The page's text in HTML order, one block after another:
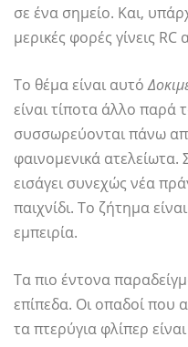
σε ένα σημείο. Και,
μερικές φορές γίνεις
Το θέμα είναι αυτό
είναι τίποτα άλλο παρά
συσσωρεύονται πάνω
φαινομενικά ατελείωτα.
εισάγει συνεχώς νέα
παιχνίδι. Το ζήτημα
εμπειρία.
Τα πιο έντονα
επίπεδα. Οι οπαδοί που
τα πτερύγια φλίπερ